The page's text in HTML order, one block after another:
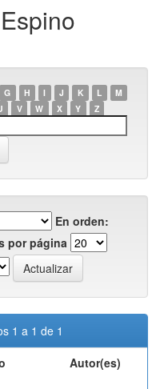
G H I J K L
M
V W X Y Z
En orden:
por página
1 a 1 de 1
Autor(es)